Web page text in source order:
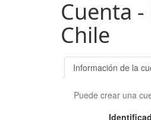
Cuenta
Chile
Información de la
Puede crear una